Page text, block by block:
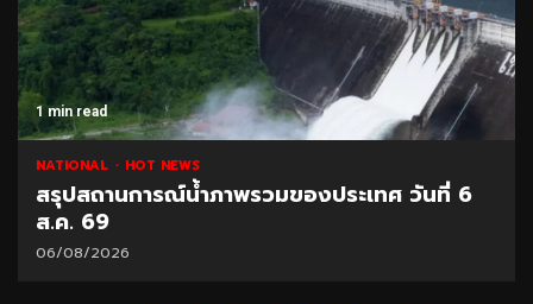
1 min read
NATIONAL HOT NEWS
สรุปสถานการณ์น้ำภาพรวมของประเทศ วันที่ 6
ส.ค. 69
06/08/2026